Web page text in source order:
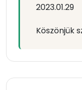
2023.01.29
Köszönjük